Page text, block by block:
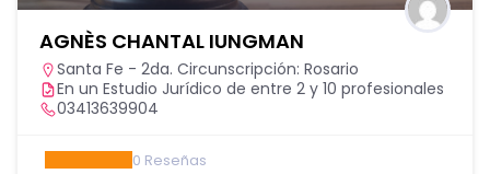
AGNÈS CHANTAL IUNGMAN
Santa Fe - 2da. Circunscripción: Rosario
En un Estudio Jurídico de entre 2 y 10 profesionales
03413639904
0 Reseñas